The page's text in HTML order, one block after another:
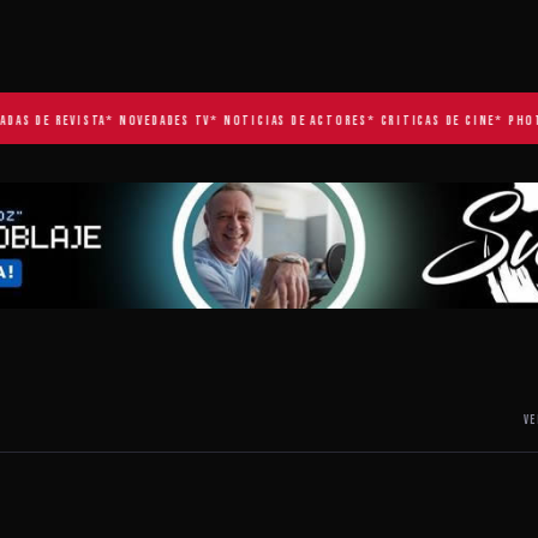
DE REVISTA * NOVEDADES TV* NOTICIAS DE ACTORES * CRITICAS DE CINE*